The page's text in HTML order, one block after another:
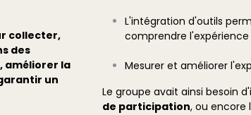
collecter,
des
améliorer la
un
L'intégration d'outils
comprendre
Mesurer et améliorer
Le groupe avait ainsi besoin
de participation, ou encore